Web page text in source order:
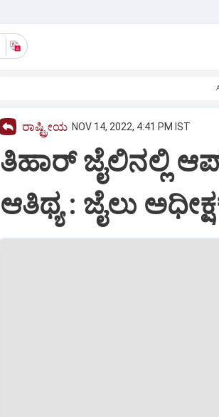
ರಾಷ್ಟ್ರೀಯ NOV 14, 2022, 4:41 PM IST
ತಿಹಾರ್ ಜೈಲಿನಲ್ಲಿ
ಆತಿಥ್ಯ : ಜೈಲು